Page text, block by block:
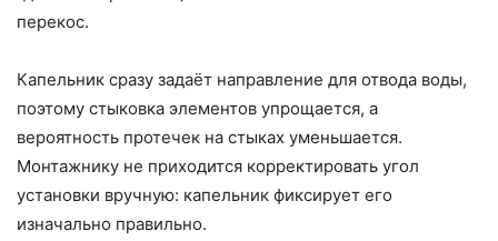
перекос.
Капельник сразу задаёт направление для отвода воды,
поэтому стыковка элементов упрощается, а
вероятность протечек на стыках уменьшается.
Монтажнику не приходится корректировать угол
установки вручную: капельник фиксирует его
изначально правильно.